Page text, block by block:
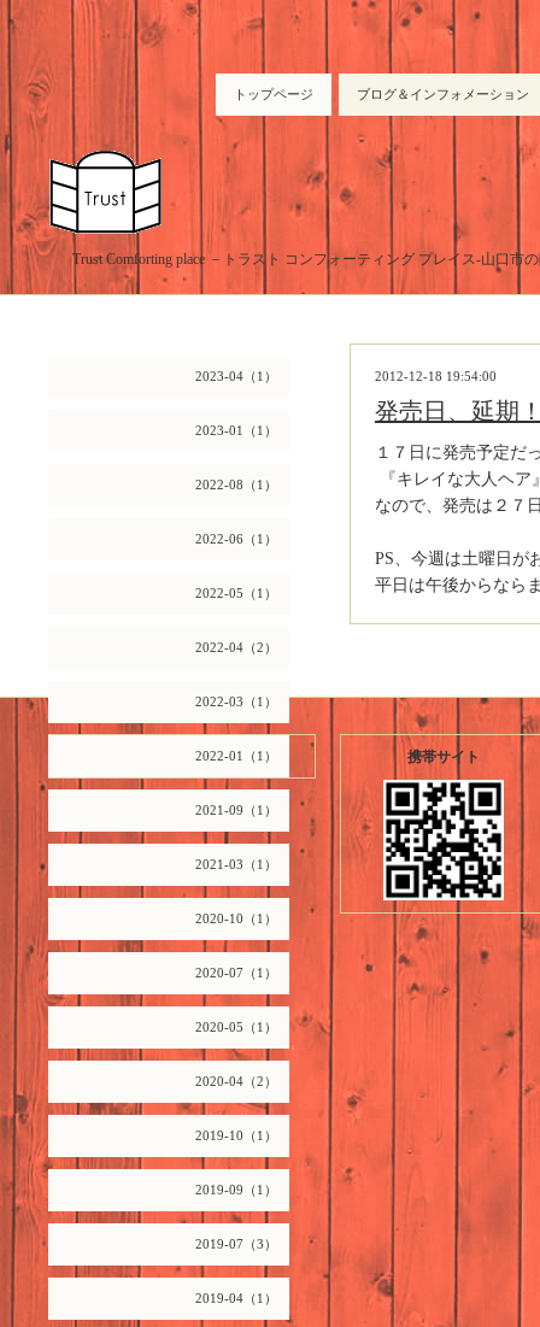
トップページ ブログ＆インフォメーション
Trust Comforting place －トラスト コンフォーティング プレイス-山口市
2023-04（1）
2023-01（1）
2022-08（1）
2022-06（1）
2022-05（1）
2022-04（2）
2022-03（1）
2022-01（1）
2021-09（1）
2021-03（1）
2020-10（1）
2020-07（1）
2020-05（1）
2020-04（2）
2019-10（1）
2019-09（1）
2019-07（3）
2019-04（1）
2012-12-18 19:54:00
発売日、延期
１７日に発売予定だ
『キレイな大人ヘ
なので、発売は２
PS、今週は土曜日が
平日は午後からなら
2026.08.07 Friday 携帯サイト